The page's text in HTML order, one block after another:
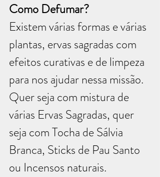
Como Defumar?
Existem várias formas e várias
plantas, ervas sagradas com
efeitos curativas e de limpeza
para nos ajudar nessa missão.
Quer seja com mistura de
várias Ervas Sagradas, quer
seja com Tocha de Sálvia
Branca, Sticks de Pau Santo
ou Incensos naturais.